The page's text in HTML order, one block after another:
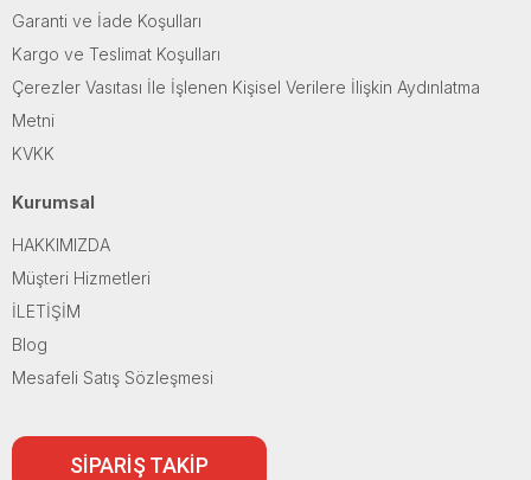
Garanti ve İade Koşulları
Kargo ve Teslimat Koşulları
Çerezler Vasıtası İle İşlenen Kişisel Verilere İlişkin Aydınlatma
Metni
KVKK
Kurumsal
HAKKIMIZDA
Müşteri Hizmetleri
İLETİŞİM
Blog
Mesafeli Satış Sözleşmesi
SİPARİŞ TAKİP